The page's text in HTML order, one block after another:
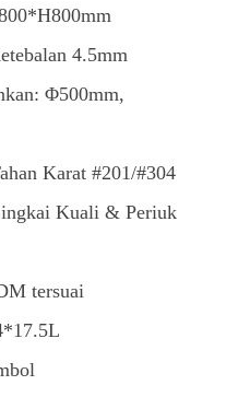
4.5mm
Φ500mm,
Karat #201/#304
Kuali & Periuk
tersuai